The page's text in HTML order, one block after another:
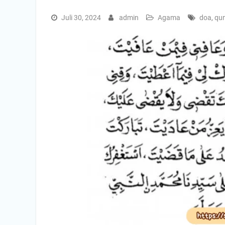
Juli 30, 2024 admin Agama doa,